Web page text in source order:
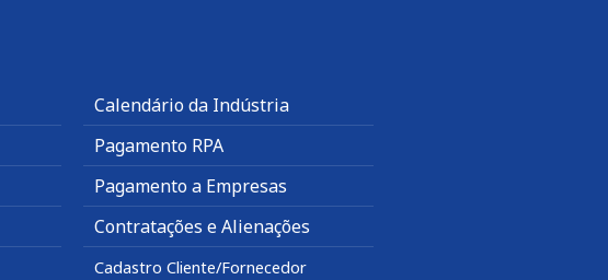
Calendário da Indústria
Pagamento RPA
Pagamento a Empresas
Contratações e Alienações
Cadastro Cliente/Fornecedor